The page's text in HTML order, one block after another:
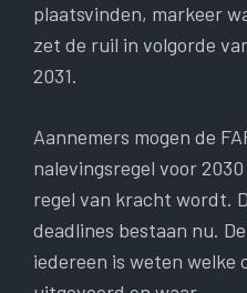
plaatsvinden, markeer
zet de ruil in volgorde
2031.
Aannemers mogen de
nalevingsregel voor
regel van kracht wordt.
deadlines bestaan ​​nu.
iedereen is weten